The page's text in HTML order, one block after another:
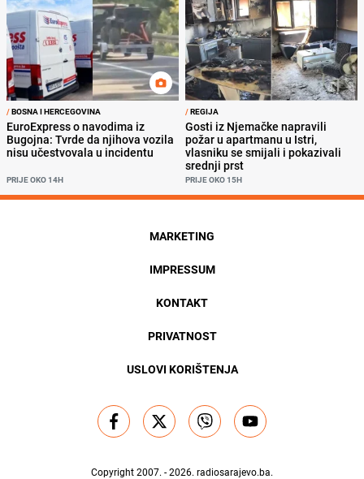
/BOSNA I HERCEGOVINA
EuroExpress o navodima iz
Bugojna: Tvrde da njihova vozila
nisu učestvovala u incidentu
PRIJE OKO 14H
/REGIJA
Gosti iz Njemačke napravili
požar u apartmanu u Istri,
vlasniku se smijali i pokazivali
srednji prst
PRIJE OKO 15H
MARKETING
IMPRESSUM
KONTAKT
PRIVATNOST
USLOVI KORIŠTENJA
Copyright 2007. - 2026. radiosarajevo.ba.